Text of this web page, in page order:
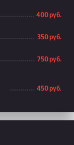
400 руб.
350 руб.
750 руб.
450 руб.